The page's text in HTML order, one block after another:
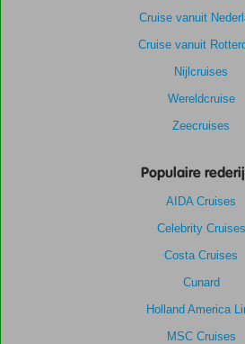
Cruise vanuit
Cruise vanuit
Nijlcruises
Wereldcruise
Zeecruises
Populaire
AIDA Cruises
Celebrity Cruises
Costa Cruises
Cunard
Holland America
MSC Cruises